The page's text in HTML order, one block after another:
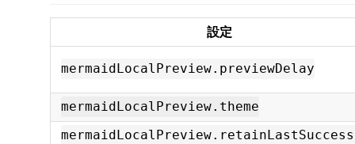
設定
mermaidLocalPreview.previewDelay
mermaidLocalPreview.theme